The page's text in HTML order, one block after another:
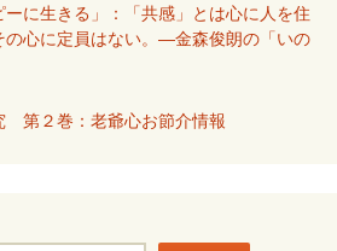
ーに生きる」：「共感」とは心に人を住
の心に定員はない。―金森俊朗の「いの
第２巻：老爺心お節介情報